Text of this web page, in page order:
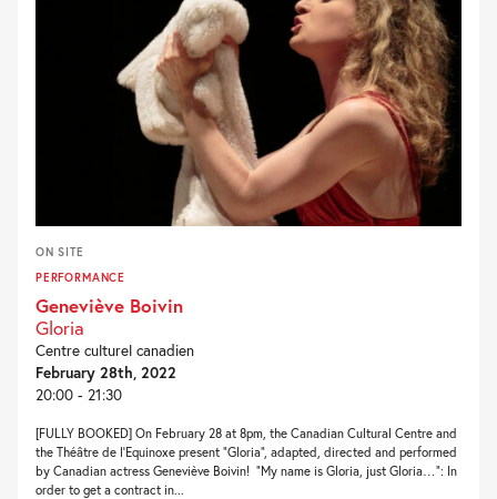
ON SITE
PERFORMANCE
Geneviève Boivin
Gloria
Centre culturel canadien
February 28th, 2022
20:00 - 21:30
[FULLY BOOKED] On February 28 at 8pm, the Canadian Cultural Centre and
the Théâtre de l’Equinoxe present “Gloria”, adapted, directed and performed
by Canadian actress Geneviève Boivin! “My name is Gloria, just Gloria…”: In
order to get a contract in...